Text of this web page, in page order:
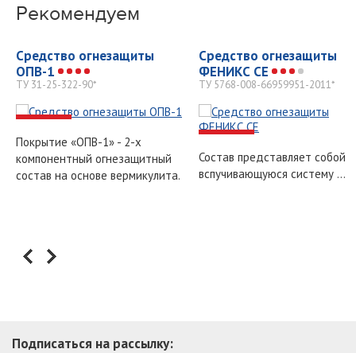
Рекомендуем
Средство огнезащиты
ОПВ-1
ТУ 31-25-322-90*
Покрытие «ОПВ-1» - 2-х
компонентный огнезащитный
состав на основе вермикулита.
Средство огнезащиты
ФЕНИКС СЕ
ТУ 5768-008-66959951-2011*
Состав представляет собой
вспучивающуюся систему ...
Подписаться на рассылку: